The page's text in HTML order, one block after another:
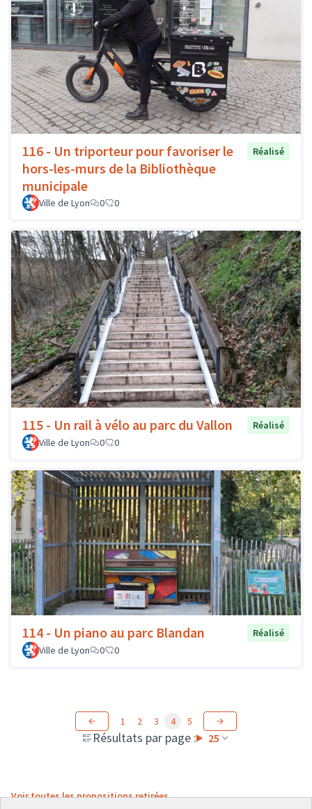
116 - Un triporteur pour favoriser le
hors-les-murs de la Bibliothèque
municipale
Réalisé
Ville de Lyon 0 0
115 - Un rail à vélo au parc du Vallon
Réalisé
Ville de Lyon
0 0
114 - Un piano au parc Blandan
Réalisé
Ville de Lyon
0 0
Résultats par page : 25
1 2 3 4 5
Voir toutes les propositions retirées